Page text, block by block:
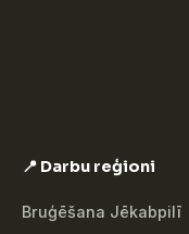
📍 Darbu reģioni
Bruģēšana Jēkabpilī